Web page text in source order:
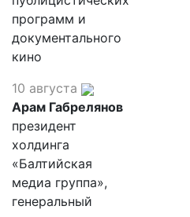
программ и
документального
кино
10 августа
Арам Габрелянов
президент
холдинга
«Балтийская
медиа группа»,
генеральный